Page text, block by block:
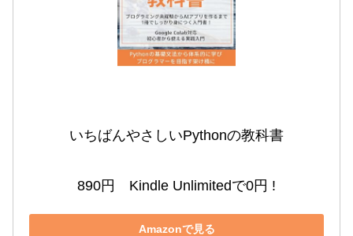
いちばんやさしいPythonの教科書
890円　Kindle Unlimitedで0円 !
Amazonで見る